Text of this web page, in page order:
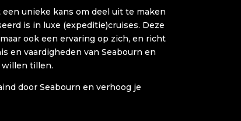
unieke kans om deel uit te maken
is in luxe (expeditie)cruises. Deze
ook een ervaring op zich, en richt
en vaardigheden van Seabourn en
willen tillen.
door Seabourn en verhoog je